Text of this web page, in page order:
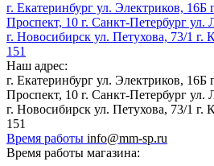
г. Екатеринбург ул. Электриков, 16Б
Проспект, 10 г. Санкт-Петербург
г. Новосибирск ул. Петухова, 73/1 г.
151
Наш адрес:
г. Екатеринбург ул. Электриков, 16Б
Проспект, 10 г. Санкт-Петербург
г. Новосибирск ул. Петухова, 73/1 г.
151
Время работы info@mm-sp.ru
Время работы магазина: